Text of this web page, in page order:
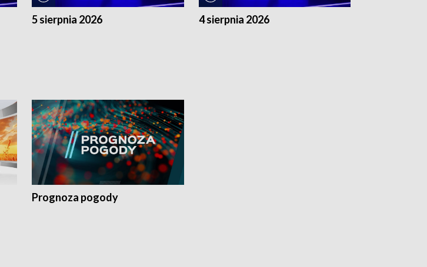
5 sierpnia 2026 4 sierpnia 2026
Prognoza pogody